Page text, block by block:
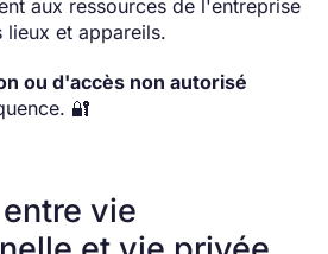
aux ressources de l'entreprise
et appareils.
ou d'accès non autorisé
🔐
vie